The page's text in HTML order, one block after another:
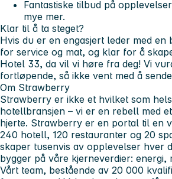
Fantastiske tilbud på
mye mer.
Klar til å ta steget?
Hvis du er en engasjert leder med en
for service og mat, og klar for å
Hotel 33, da vil vi høre fra deg! Vi
fortløpende, så ikke vent med å
Om Strawberry
Strawberry er ikke et hvilket som
hotellbransjen – vi er en rebell med
hjerte. Strawberry er en portal til en
240 hotell, 120 restauranter og 20
skaper tusenvis av opplevelser hver
bygger på våre kjerneverdier: energi,
Vårt team, bestående av 20 000